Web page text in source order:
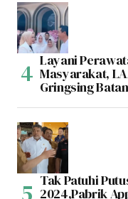
Layani
Masyarakat,
Gringsing
Tak Patuhi
2024,Pabrik